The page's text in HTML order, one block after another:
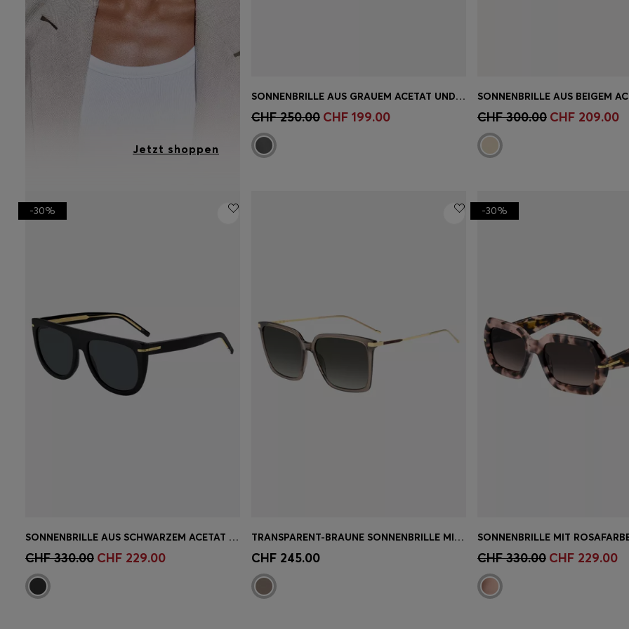
Jetzt shoppen
Schnelleinkauf (Wähle deine
Grösse)
SONNENBRILLE AUS GRAUEM ACETAT UND GOLDFARBENEM EDELSTAHL
CHF 250.00 CHF 199.00 Schnelleinkauf (Wähle deine
Grösse)
CHF 300.00 CHF 209.00
Schnelleinkauf (Wähle deine
Grösse)
-30%
SONNENBRILLE AUS SCHWARZEM ACETAT MIT GOLDFARBENEN METALLDETAILS
CHF 330.00 CHF 229.00 Schnelleinkauf
Grösse)
TRANSPARENT-BRAUNE SONNENBRILLE MIT GOLDFARBENEN DETAILS
CHF 245.00 Schnelleinkauf (Wähle deine
Grösse)
-30%
CHF 330.00 CHF 229.00